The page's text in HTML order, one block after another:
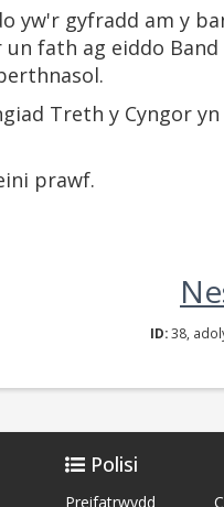
yw'r gyfradd am y
fath ag eiddo Band
Treth y Cyngor
prawf.
ID:38,
Polisi
Preifatrwydd